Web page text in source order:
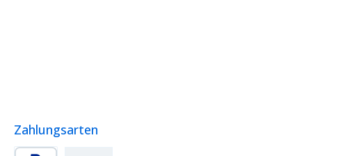
Zahlungsarten